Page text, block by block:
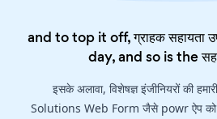
and to top it off, ग्राहक सहायता
day, and so is the
इसके अलावा, विशेषज्ञ इंजीनियरों की
Solutions Web Form जैसे powr ऐप को